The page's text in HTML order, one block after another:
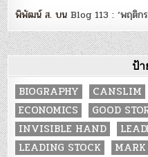
พิพัฒน์ ส. บนBlog 113 : ‘พฤติ
ป้า
BIOGRAPHY CANSLIM
ECONOMICS
GOOD
INVISIBLE HAND
LEADING STOCK